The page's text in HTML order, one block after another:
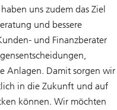
uns zudem das Ziel
und bessere
und Finanzberater
Anlagen. Damit sorgen wir
in die Zukunft und auf
können. Wir möchten